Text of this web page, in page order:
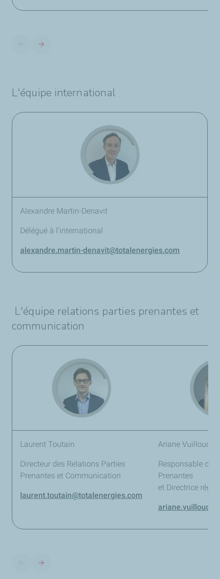
L'équipe international
Alexandre Martin-Denavit
Délégué à l’international
alexandre.martin-denavit@totalenergies.com
L'équipe relations parties prenantes et
communication
Laurent Toutain
Directeur des Relations Parties
Prenantes et Communication
laurent.toutain@totalenergies.com
Ariane Vuilloud
Responsable
Prenantes
et Directrice
ariane.vuilloud